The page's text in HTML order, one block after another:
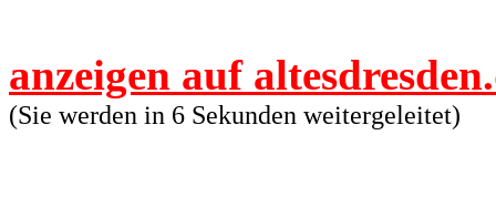
anzeigen auf
(Sie werden in 6 Sekunden weitergeleitet)